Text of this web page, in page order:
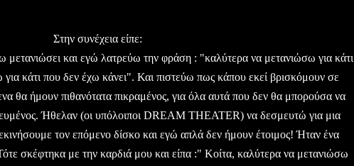
Στην συνέχεια είπε:
και εγώ λατρεύω την φράση : "καλύτερα να μετανιώσω για κάτι
κάτι που δεν έχω κάνει". Και πιστεύω πως κάπου εκεί βρισκόμουν σε
θα ήμουν πιθανότατα πικραμένος, για όλα αυτά που δεν θα μπορούσα να
Ήθελαν (οι υπόλοιποι DREAM THEATER) να δεσμευτώ για μια
τον επόμενο δίσκο και εγώ απλά δεν ήμουν έτοιμος! Ήταν ένα
σκέφτηκα με την καρδιά μου και είπα :" Κοίτα, καλύτερα να μετανιώσω